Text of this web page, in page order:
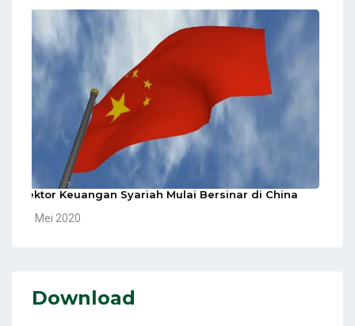
Sektor Keuangan Syariah Mulai Bersinar di China
10 Mei 2020
Download